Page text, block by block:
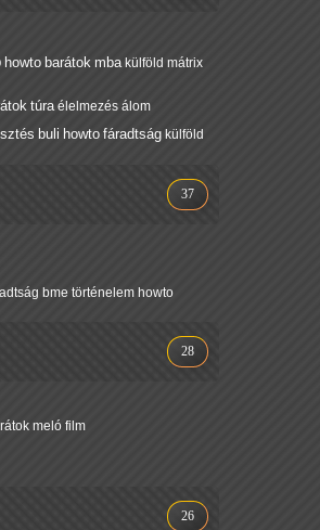
howto barátok mba külföld mátrix
túra élelmezés álom
buli howto fáradtság külföld
37
bme történelem howto
28
meló film
26